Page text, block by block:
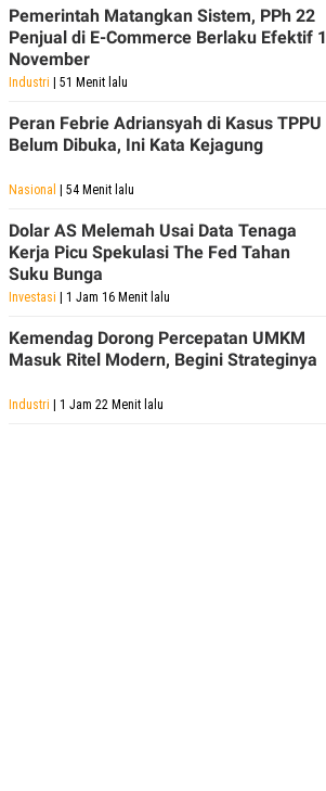
S
I
N
G
K
M
E
A
I
D
SITEMAP PROFILE
TERM
OF
USE
PEMBERITAAN
Pemerintah Matangkan Sistem, PPh 22
Penjual di E-Commerce Berlaku Efektif 1
November
Industri | 51 Menit lalu
Peran Febrie Adriansyah di Kasus TPPU
Belum Dibuka, Ini Kata Kejagung
Nasional | 54 Menit lalu
Dolar AS Melemah Usai Data Tenaga
Kerja Picu Spekulasi The Fed Tahan
Suku Bunga
Investasi | 1 Jam 16 Menit lalu
Kemendag Dorong Percepatan UMKM
Masuk Ritel Modern, Begini Strateginya
Industri | 1 Jam 22 Menit lalu